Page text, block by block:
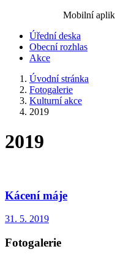
Mobilní
Úřední deska
Obecní rozhlas
Akce
Úvodní stránka
Fotogalerie
Kulturní akce
2019
2019
Kácení máje
31. 5. 2019
Fotogalerie